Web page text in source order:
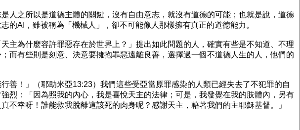
人之所以是道德主體的關鍵，沒有自由意志，就沒有道德的可能；也就是說，道德
AI，雖被稱為「機械人」，卻不可能像人那樣擁有真正的道德能力。
主為什麼容許罪惡存在於世界上？」提出如此問題的人，確實有些是不知道、不理
而有些則是刻意、決意要擁抱罪惡遠離良善，選擇過一個不道德人生的人，他們的
善！」（耶助米亞13:23）我們這些受亞當原罪感染的人類已經失去了不犯罪的自
烈：「因為照我的內心，我是喜悅天主的法律；可是，我發覺在我的肢體內，另有
幸呀！誰能救我脫離這該死的肉身呢？感謝天主，藉著我們的主耶穌基督。」